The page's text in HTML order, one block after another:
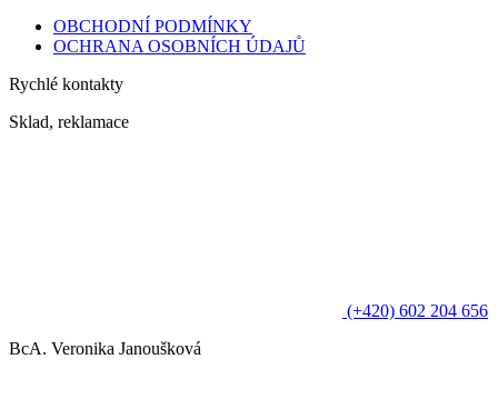
OBCHODNÍ PODMÍNKY
OCHRANA OSOBNÍCH ÚDAJŮ
Rychlé kontakty
Sklad, reklamace
(+420) 602 204 656
BcA. Veronika Janoušková